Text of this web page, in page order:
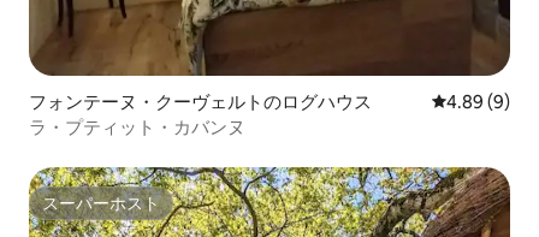
フォンテーヌ・クーヴェルトのログハウス レビュー9件
4.89 (9)
ラ・プティット・カバンヌ
スーパーホスト
スーパーホスト